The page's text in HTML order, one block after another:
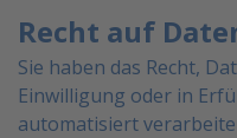
Recht auf
Sie haben das Recht,
Einwilligung oder in
automatisiert